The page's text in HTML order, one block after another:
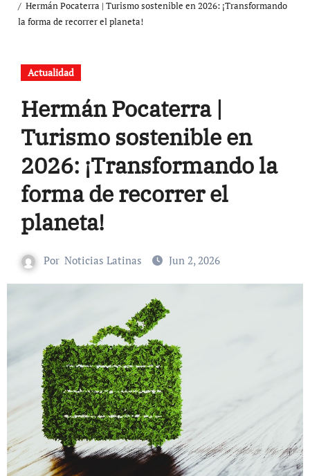
Hermán Pocaterra | Turismo sostenible en 2026: ¡Transformando
la forma de recorrer el planeta!
Actualidad
Hermán Pocaterra |
Turismo sostenible en
2026: ¡Transformando la
forma de recorrer el
planeta!
Por Noticias Latinas Jun 2, 2026